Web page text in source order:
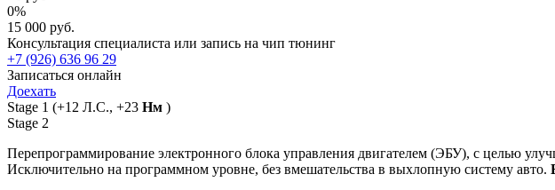
0%
15 000 руб.
Консультация специалиста или запись на чип тюнинг
+7 (926) 636 96 29
Записаться онлайн
Доехать
Stage 1 (+12 Л.С., +23 Нм )
Stage 2
Перепрограммирование электронного блока управления двигателем (ЭБУ), с целью
Исключительно на программном уровне, без вмешательства в выхлопную систему авто.